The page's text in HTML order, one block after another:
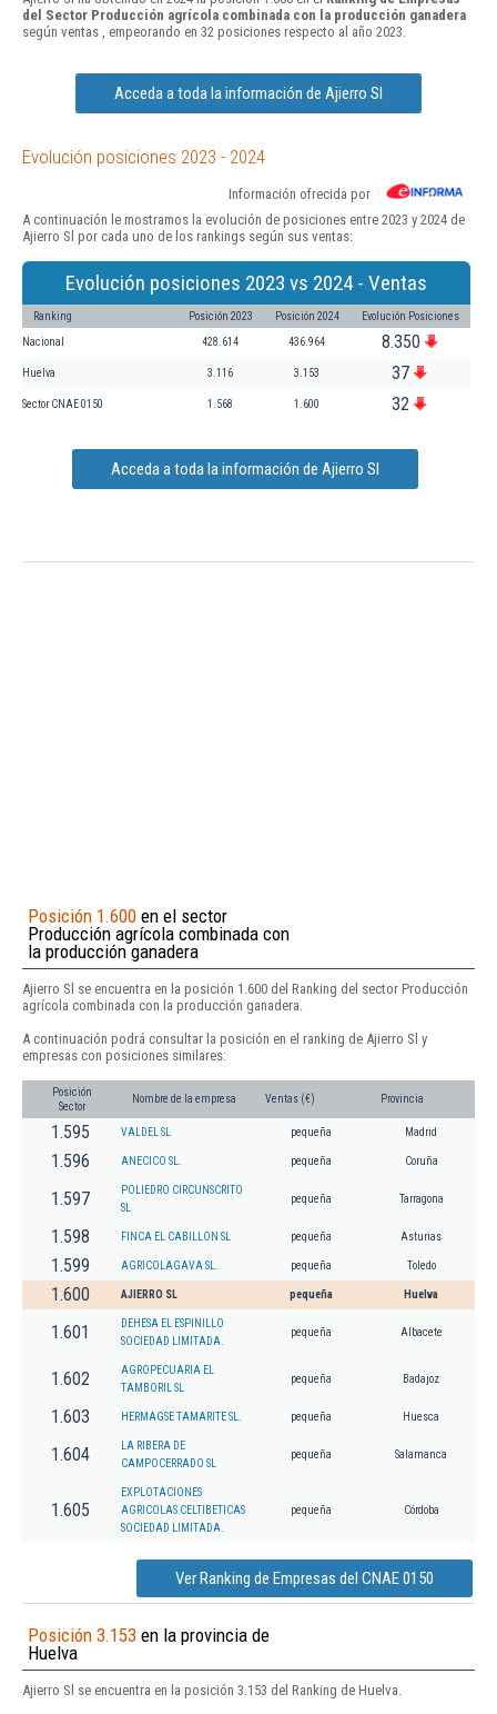
del Sector Producción agrícola combinada con la producción ganadera
según ventas , empeorando en 32 posiciones respecto al año 2023.
Acceda a toda la información de Ajierro Sl
Evolución posiciones 2023 - 2024
Información ofrecida por
A continuación le mostramos la evolución de posiciones entre 2023 y 2024 de
Ajierro Sl por cada uno de los rankings según sus ventas:
Evolución posiciones 2023 vs 2024 - Ventas
Ranking Posición 2023 Posición 2024 Evolución Posiciones
Nacional 428.614 436.964 8.350
Huelva 3.116 3.153 37
Sector CNAE 0150 1.568 1.600 32
Acceda a toda la información de Ajierro Sl
Posición 1.600 en el sector
Producción agrícola combinada con
la producción ganadera
Ajierro Sl se encuentra en la posición 1.600 del Ranking del sector Producción
agrícola combinada con la producción ganadera.
A continuación podrá consultar la posición en el ranking de Ajierro Sl y
empresas con posiciones similares:
Posición
Sector
Nombre de la empresa Ventas (€) Provincia
1.595 VALDEL SL pequeña Madrid
1.596 ANECICO SL. pequeña Coruña
1.597
POLIEDRO CIRCUNSCRITO
SL
pequeña Tarragona
1.598 FINCA EL CABILLON SL pequeña Asturias
1.599 AGRICOLAGAVA SL. pequeña Toledo
1.600 AJIERRO SL pequeña Huelva
1.601
DEHESA EL ESPINILLO
SOCIEDAD LIMITADA.
pequeña Albacete
1.602
AGROPECUARIA EL
TAMBORIL SL
pequeña Badajoz
1.603 HERMAGSE TAMARITE SL. pequeña Huesca
1.604
LA RIBERA DE
CAMPOCERRADO SL
pequeña Salamanca
1.605
EXPLOTACIONES
AGRICOLAS CELTIBETICAS
SOCIEDAD LIMITADA.
pequeña Córdoba
Ver Ranking de Empresas del CNAE 0150
Posición 3.153 en la provincia de
Huelva
Ajierro Sl se encuentra en la posición 3.153 del Ranking de Huelva.